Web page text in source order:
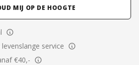
MIJ OP DE HOOGTE
service
€40,-